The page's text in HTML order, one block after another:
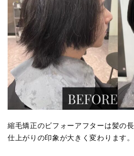
縮毛矯正のビフォーアフターは髪の
仕上がりの印象が大きく変わります。